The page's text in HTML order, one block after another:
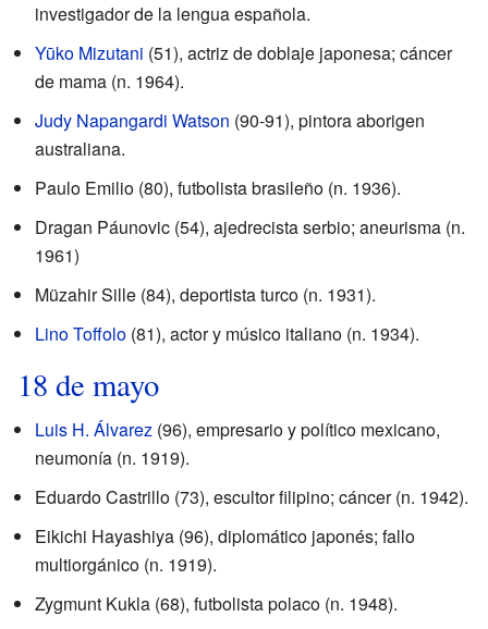
investigador de la lengua española.
Yūko Mizutani (51), actriz de doblaje japonesa; cáncer
de mama (n. 1964).
Judy Napangardi Watson (90-91), pintora aborigen
australiana.
Paulo Emilio (80), futbolista brasileño (n. 1936).
Dragan Páunovic (54), ajedrecista serbio; aneurisma (n.
1961)
Müzahir Sille (84), deportista turco (n. 1931).
Lino Toffolo (81), actor y músico italiano (n. 1934).
18 de mayo
Luis H. Álvarez (96), empresario y político mexicano,
neumonía (n. 1919).
Eduardo Castrillo (73), escultor filipino; cáncer (n. 1942).
Eikichi Hayashiya (96), diplomático japonés; fallo
multiorgánico (n. 1919).
Zygmunt Kukla (68), futbolista polaco (n. 1948).